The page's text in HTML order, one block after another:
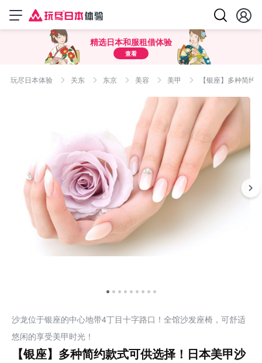
精选日本和服租借体验
查看
玩尽日本体验 关东 东京 美容 美甲 【银座】多种简约
沙龙位于银座的中心地带4丁目十字路口！全馆沙发座椅，可舒适
悠闲的享受美甲时光！
【银座】多种简约款式可供选择！日本美甲沙